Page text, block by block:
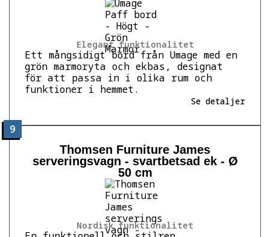
Elegant funktionalitet
Ett mångsidigt bord från Umage med en
grön marmoryta och ekbas, designat
för att passa in i olika rum och
funktioner i hemmet.
Se detaljer
9
Nordisk funktionalitet
Thomsen Furniture James
serveringsvagn - svartbetsad ek - Ø
50 cm